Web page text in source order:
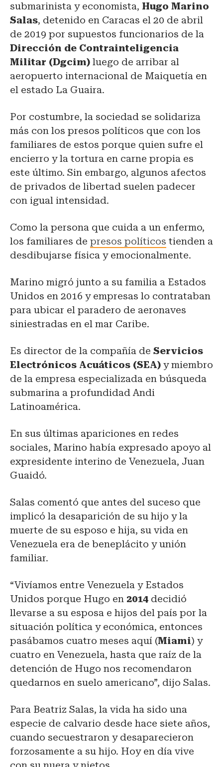
submarinista y economista, Hugo Marino
Salas, detenido en Caracas el 20 de abril
de 2019 por supuestos funcionarios de la
Dirección de Contrainteligencia
Militar (Dgcim) luego de arribar al
aeropuerto internacional de Maiquetía en
el estado La Guaira.
Por costumbre, la sociedad se solidariza
más con los presos políticos que con los
familiares de estos porque quien sufre el
encierro y la tortura en carne propia es
este último. Sin embargo, algunos afectos
de privados de libertad suelen padecer
con igual intensidad.
Como la persona que cuida a un enfermo,
los familiares de presos políticos tienden a
desdibujarse física y emocionalmente.
Marino migró junto a su familia a Estados
Unidos en 2016 y empresas lo contrataban
para ubicar el paradero de aeronaves
siniestradas en el mar Caribe.
Es director de la compañía de Servicios
Electrónicos Acuáticos (SEA) y miembro
de la empresa especializada en búsqueda
submarina a profundidad Andi
Latinoamérica.
En sus últimas apariciones en redes
sociales, Marino había expresado apoyo al
expresidente interino de Venezuela, Juan
Guaidó.
Salas comentó que antes del suceso que
implicó la desaparición de su hijo y la
muerte de su esposo e hija, su vida en
Venezuela era de beneplácito y unión
familiar.
“Vivíamos entre Venezuela y Estados
Unidos porque Hugo en 2014 decidió
llevarse a su esposa e hijos del país por la
situación política y económica, entonces
pasábamos cuatro meses aquí (Miami) y
cuatro en Venezuela, hasta que raíz de la
detención de Hugo nos recomendaron
quedarnos en suelo americano”, dijo Salas.
Para Beatriz Salas, la vida ha sido una
especie de calvario desde hace siete años,
cuando secuestraron y desaparecieron
forzosamente a su hijo. Hoy en día vive